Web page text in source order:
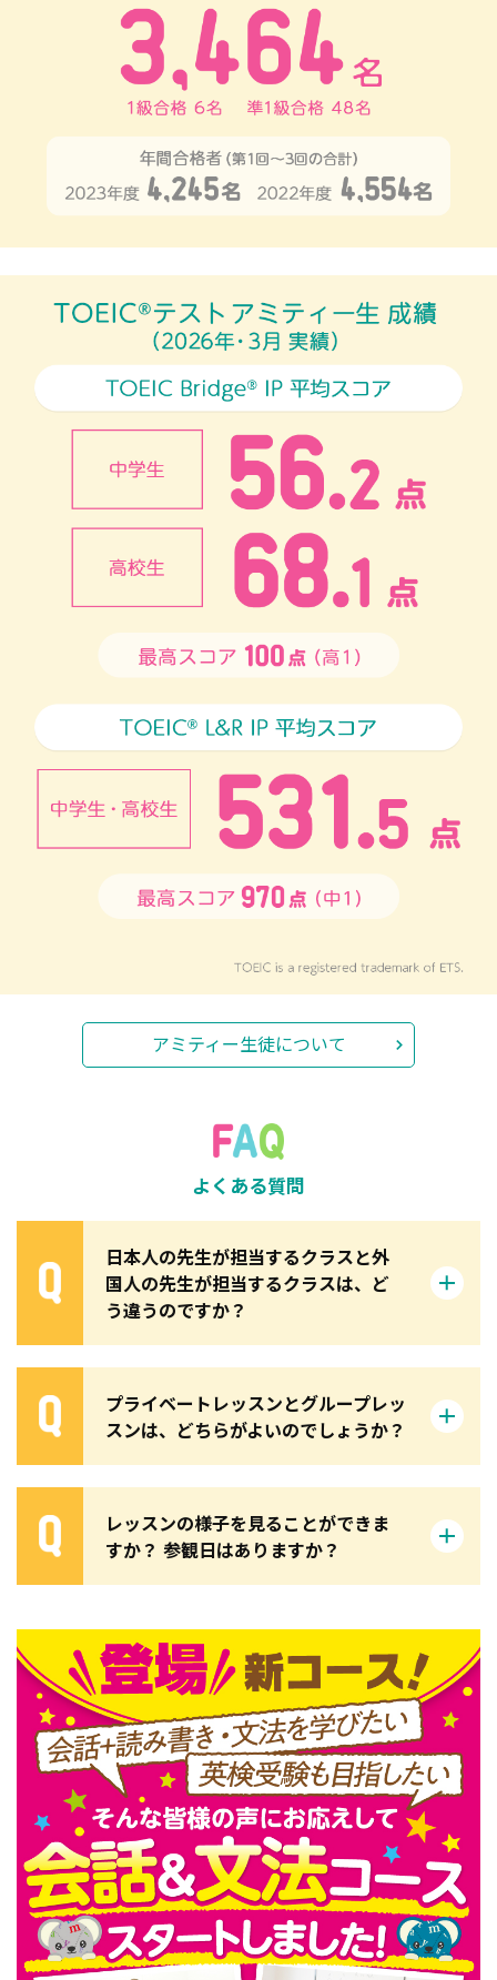
アミティー生徒について
よくある質問
日本人の先生が担当するクラスと外
国人の先生が担当するクラスは、ど
う違うのですか？
プライベートレッスンとグループレッ
スンは、どちらがよいのでしょうか？
レッスンの様子を見ることができま
すか？ 参観日はありますか？